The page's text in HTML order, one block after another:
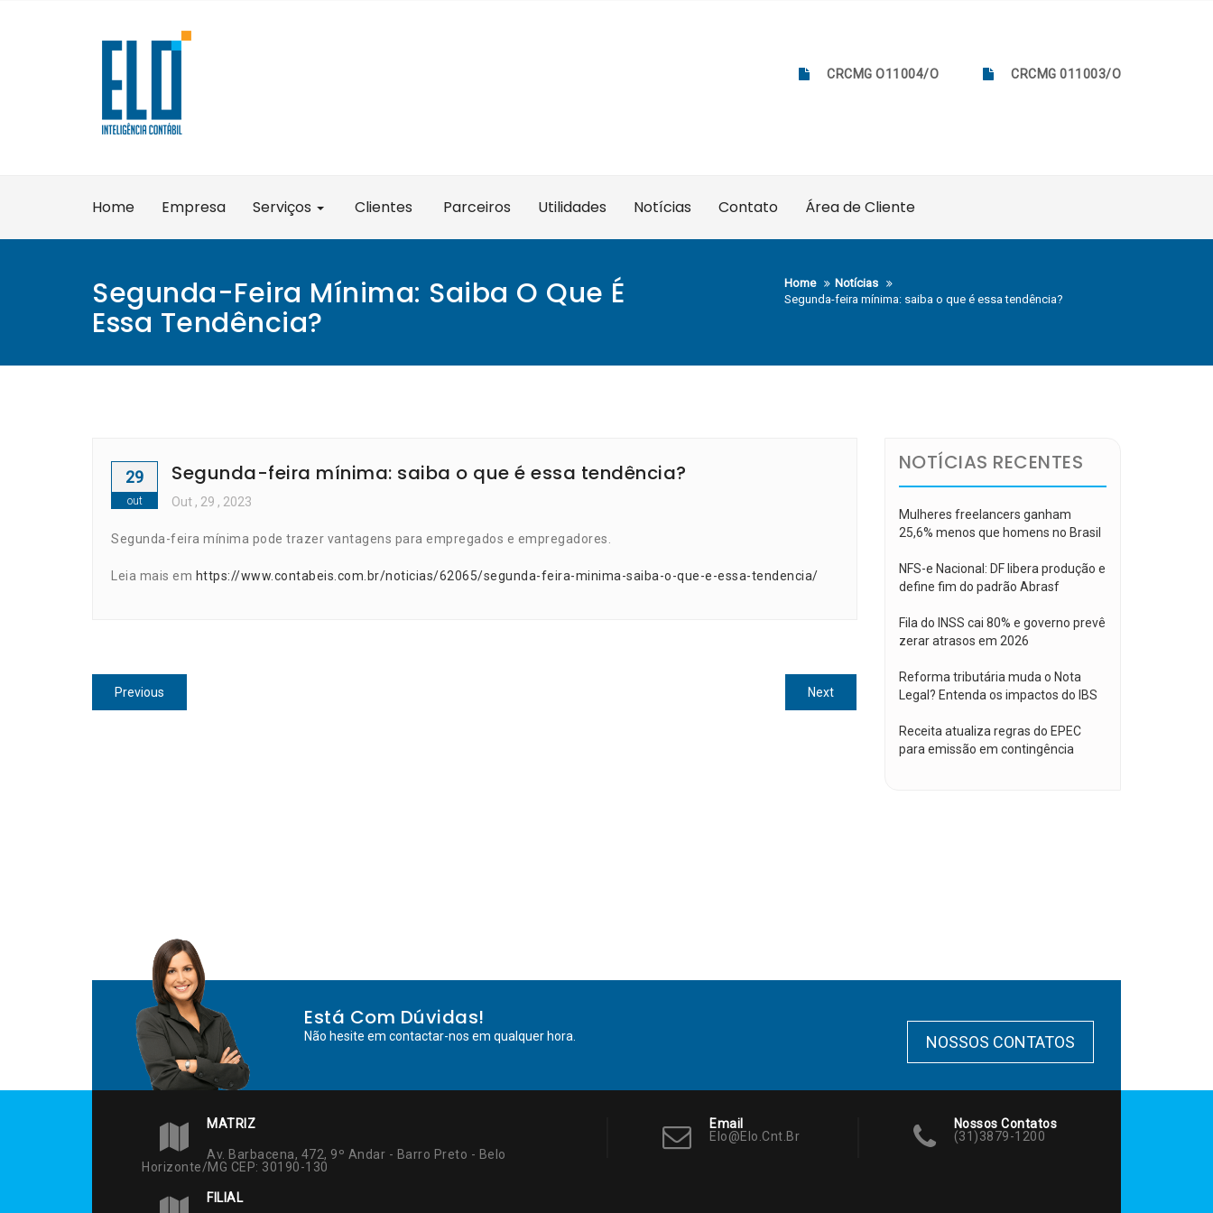
CRCMG O11004/O CRCMG 011003/O
Home Empresa Serviços Clientes Parceiros Utilidades Notícias Contato Área de Cliente
Segunda-Feira Mínima: Saiba O Que É
Essa Tendência?
Home
Notícias
Segunda-feira mínima: saiba o que é essa tendência?
29
out
Segunda-feira mínima: saiba o que é essa tendência?
Out , 29 , 2023
Segunda-feira mínima pode trazer vantagens para empregados e empregadores.
Leia mais em https://www.contabeis.com.br/noticias/62065/segunda-feira-minima-saiba-o-que-e-essa-tendencia/
Navegação
de
Previous
post:
NextNext
post:
NOTÍCIAS RECENTES
Mulheres freelancers ganham
25,6% menos que homens no Brasil
NFS-e Nacional: DF libera produção e
define fim do padrão Abrasf
Fila do INSS cai 80% e governo prevê
zerar atrasos em 2026
Reforma tributária muda o Nota
Legal? Entenda os impactos do IBS
Receita atualiza regras do EPEC
para emissão em contingência
Está Com Dúvidas!
Não hesite em contactar-nos em qualquer hora. NOSSOS CONTATOS
MATRIZ
Av. Barbacena, 472, 9º Andar - Barro Preto - Belo
Horizonte/MG CEP: 30190-130
FILIAL
Email
Elo@elo.cnt.br
Nossos Contatos
(31)3879-1200